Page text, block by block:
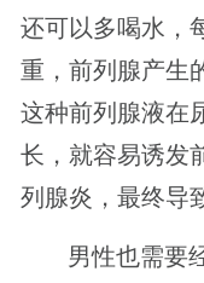
还可以多喝水，
重，前列腺产生
这种前列腺液在
长，就容易诱发
列腺炎，最终导
男性也需要